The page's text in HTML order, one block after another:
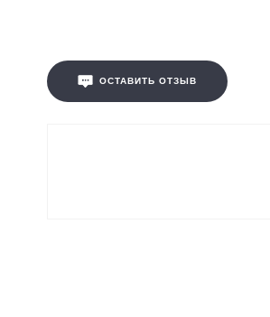
ОСТАВИТЬ ОТЗЫВ